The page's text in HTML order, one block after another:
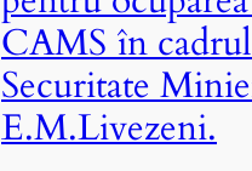
CAMS în
Securitate
E.M.Livezeni.